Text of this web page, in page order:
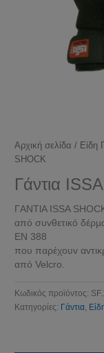
Αρχική σελίδα / Είδη
SHOCK
Γάντια
ΓANTlA ISSΑ
από συvθετικό
EN 388
πoυ παρέχoυv
από Velcro.
Κωδικός προϊόντος:
Κατηγορίες: Γάντια,